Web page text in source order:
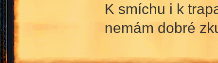
K smíchu i k
nemám dobré